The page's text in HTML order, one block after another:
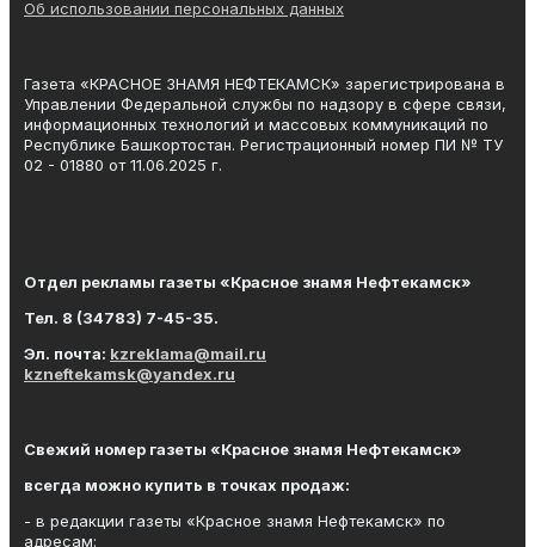
Об использовании персональных данных
Газета «КРАСНОЕ ЗНАМЯ НЕФТЕКАМСК» зарегистрирована в
Управлении Федеральной службы по надзору в сфере связи,
информационных технологий и массовых коммуникаций по
Республике Башкортостан. Регистрационный номер ПИ № ТУ
02 - 01880 от 11.06.2025 г.
Отдел рекламы газеты «Красное знамя Нефтекамск»
Тел. 8 (34783) 7-45-35.
Эл. почта: kzreklama@mail.ru
kzneftekamsk@yandex.ru
Свежий номер газеты «Красное знамя Нефтекамск»
всегда можно купить в точках продаж:
- в редакции газеты «Красное знамя Нефтекамск» по
адресам: